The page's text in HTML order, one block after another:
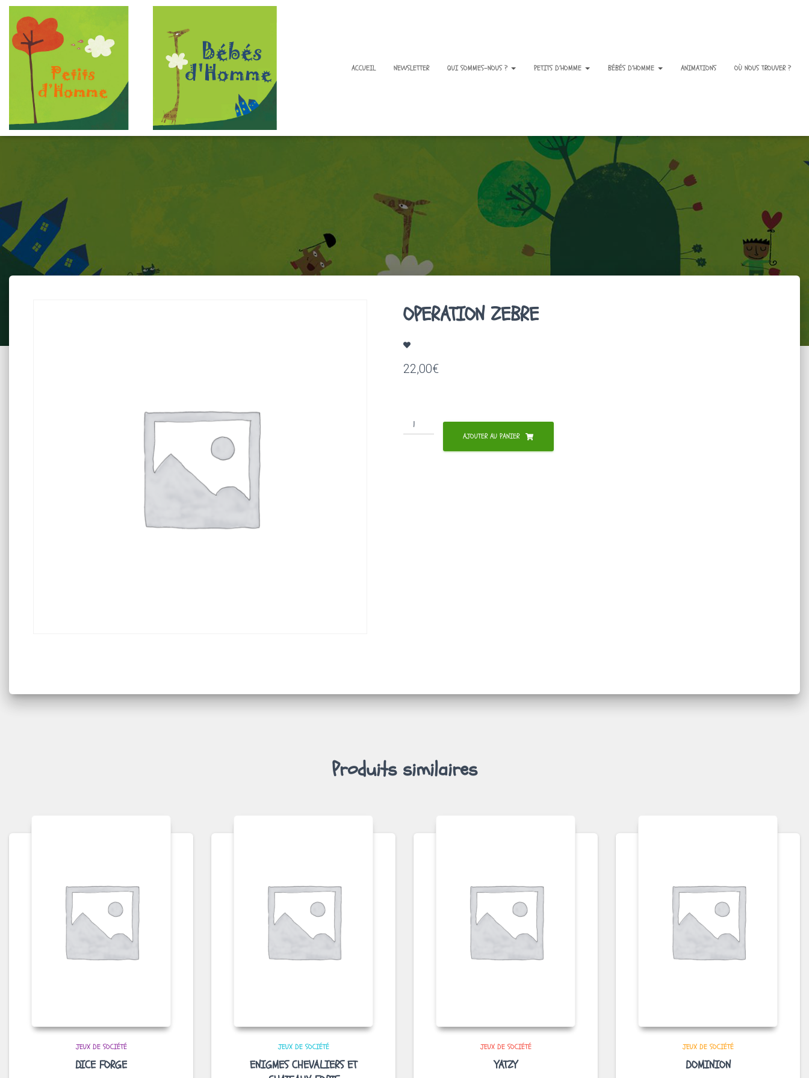
ACCUEIL NEWSLETTER QUI SOMMES-NOUS ? PETITS D’HOMME BÉBÉS D’HOMME ANIMATIONS OÙ NOUS TROUVER ?
OPERATION ZEBRE
22,00€
quantité
de
AJOUTER AU PANIER
Produits similaires
JEUX DE SOCIÉTÉ
DICE FORGE
JEUX DE SOCIÉTÉ
ENIGMES CHEVALIERS ET
JEUX DE SOCIÉTÉ
YATZY
JEUX DE SOCIÉTÉ
DOMINION